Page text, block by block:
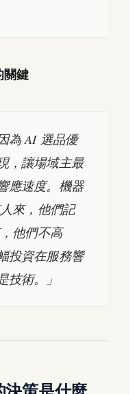
關鍵
為 AI 選品優
，讓場域主最
應速度。機器
來，他們記
他們不高
投資在服務響
技術。」